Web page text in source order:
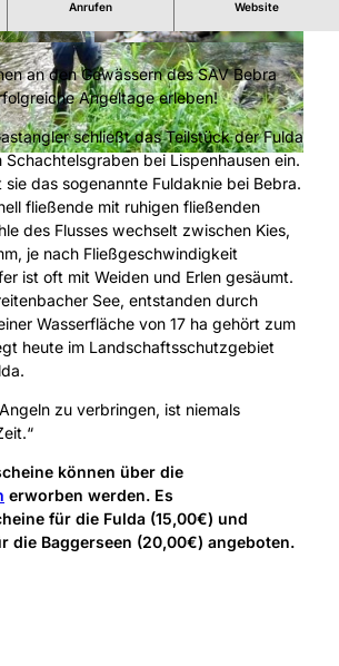
|CC-BY-SA
|CC-BY-SA
© Stadtentwicklung Bebra GmbH, H. Schreyer |
CC-BY-SA
Anrufen Website
an den Gewässern des SAV Bebra
Angeltage erleben!
schließt das Teilstück der Fulda
bei Lispenhausen ein.
das sogenannte Fuldaknie bei Bebra.
fließende mit ruhigen fließenden
des Flusses wechselt zwischen Kies,
je nach Fließgeschwindigkeit
ist oft mit Weiden und Erlen gesäumt.
See, entstanden durch
Wasserfläche von 17 ha gehört zum
heute im Landschaftsschutzgebiet
zu verbringen, ist niemals
können über die
erworben werden. Es
für die Fulda (15,00€) und
die Baggerseen (20,00€) angeboten.